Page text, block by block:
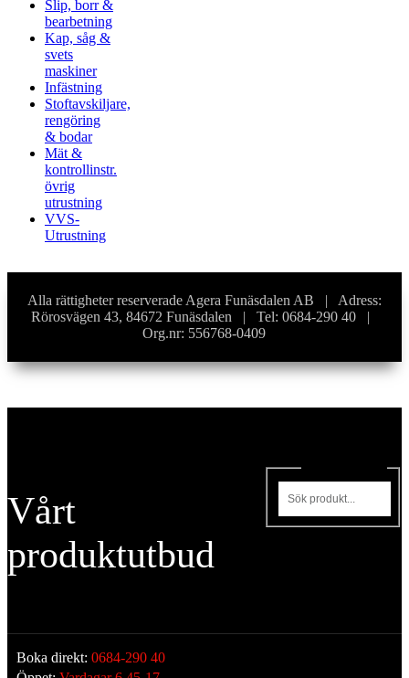
Slip, borr &
bearbetning
Kap, såg &
svets
maskiner
Infästning
Stoftavskiljare,
rengöring
& bodar
Mät &
kontrollinstr.
övrig
utrustning
VVS-
Utrustning
Alla rättigheter reserverade Agera Funäsdalen AB | Adress:
Rörosvägen 43, 84672 Funäsdalen | Tel: 0684-290 40 |
Org.nr: 556768-0409
Vårt
produktutbud
Boka direkt: 0684-290 40